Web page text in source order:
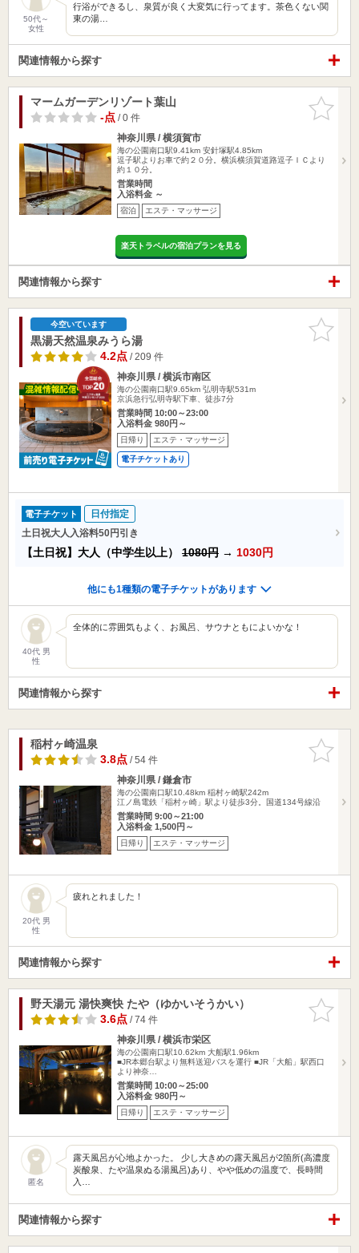
50代～
女性
行浴ができるし、泉質が良く大変気に行ってます。茶色くない関
東の湯…
関連情報から探す
お気に入
りに追加
マームガーデンリゾート葉山
-点/ 0 件
神奈川県 / 横須賀市
海の公園南口駅9.41km 安針塚駅4.85km
逗子駅よりお車で約２０分。横浜横須賀道路逗子ＩＣより
約１０分。
営業時間
入浴料金 ～
宿泊 エステ・マッサージ
楽天トラベルの宿泊プランを見る
関連情報から探す
お気に入
りに追加
今空いています
黒湯天然温泉みうら湯
4.2点/ 209 件
神奈川県 / 横浜市南区
海の公園南口駅9.65km 弘明寺駅531m
京浜急行弘明寺駅下車、徒歩7分
営業時間 10:00～23:00
入浴料金 980円～
日帰り エステ・マッサージ
電子チケットあり
電子チケット
日付指定
土日祝大人入浴料50円引き
【土日祝】大人（中学生以上） 1080円 → 1030円
他にも1種類の電子チケットがあります
40代 男
性
全体的に雰囲気もよく、お風呂、サウナともによいかな！
関連情報から探す
お気に入
りに追加
稲村ヶ崎温泉
3.8点/ 54 件
神奈川県 / 鎌倉市
海の公園南口駅10.48km 稲村ヶ崎駅242m
江ノ島電鉄「稲村ヶ崎」駅より徒歩3分。国道134号線沿
営業時間 9:00～21:00
入浴料金 1,500円～
日帰り エステ・マッサージ
20代 男
性
疲れとれました！
関連情報から探す
お気に入
りに追加
野天湯元 湯快爽快 たや（ゆかいそうかい）
3.6点/ 74 件
神奈川県 / 横浜市栄区
海の公園南口駅10.62km 大船駅1.96km
■JR本郷台駅より無料送迎バスを運行 ■JR「大船」駅西口
より神奈…
営業時間 10:00～25:00
入浴料金 980円～
日帰り エステ・マッサージ
匿名
露天風呂が心地よかった。 少し大きめの露天風呂が2箇所(高濃度
炭酸泉、たや温泉ぬる湯風呂)あり、やや低めの温度で、長時間
入…
関連情報から探す